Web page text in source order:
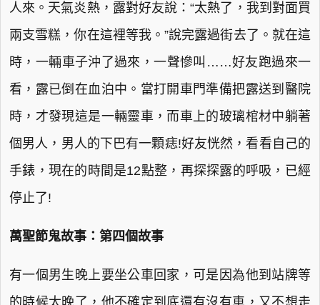
人來。天氣炎熱，露對好友說：“太熱了，我到對面買
兩支雪糕，你在這裡等我。”說完露過街去了。就在這
時，一輛車子沖了過來，一聲慘叫……好友跑過來一
看，露已倒在血泊中。當打開車門準備把露送到醫院
時，才發現這是一輛靈車，而車上的玻璃棺材中躺著
個男人，男人的下巴有一顆痣!好友恍然，看看自己的
手錶，現在的時間是12點整，再探探露的呼吸，已經
停止了!
萬聖節鬼故事：第四個故事
有一個男生晚上要坐公車回家，可是因為他到站牌等
的時候太晚了，他不確定到底還有沒有車，又不想走